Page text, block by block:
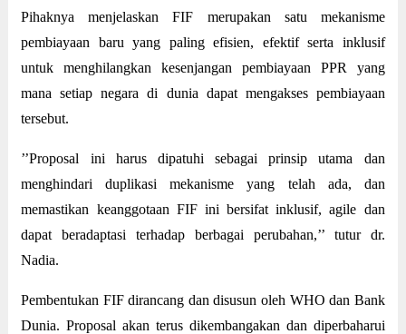
Pihaknya menjelaskan FIF merupakan satu mekanisme
pembiayaan baru yang paling efisien, efektif serta inklusif
untuk menghilangkan kesenjangan pembiayaan PPR yang
mana setiap negara di dunia dapat mengakses pembiayaan
tersebut.
’’Proposal ini harus dipatuhi sebagai prinsip utama dan
menghindari duplikasi mekanisme yang telah ada, dan
memastikan keanggotaan FIF ini bersifat inklusif, agile dan
dapat beradaptasi terhadap berbagai perubahan,’’ tutur dr.
Nadia.
Pembentukan FIF dirancang dan disusun oleh WHO dan Bank
Dunia. Proposal akan terus dikembangakan dan diperbaharui